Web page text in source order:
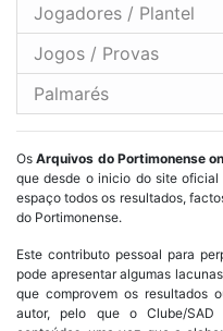
Jogadores / Plantel
Jogos / Provas
Palmarés
OsArquivos do Portimonense
que desde o inicio do site
espaço todos os resultados,
do Portimonense.
Este contributo pessoal para
pode apresentar algumas
que comprovem os resultados
autor, pelo que o Clube/SAD